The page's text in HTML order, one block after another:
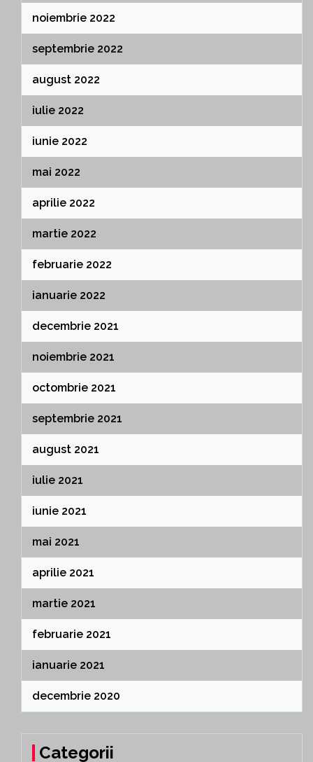
noiembrie 2022
septembrie 2022
august 2022
iulie 2022
iunie 2022
mai 2022
aprilie 2022
martie 2022
februarie 2022
ianuarie 2022
decembrie 2021
noiembrie 2021
octombrie 2021
septembrie 2021
august 2021
iulie 2021
iunie 2021
mai 2021
aprilie 2021
martie 2021
februarie 2021
ianuarie 2021
decembrie 2020
Categorii